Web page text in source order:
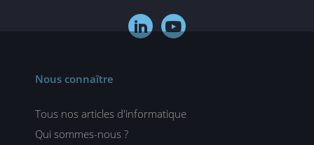
 
Nous connaître
Tous nos articles d'informatique
Qui sommes-nous ?